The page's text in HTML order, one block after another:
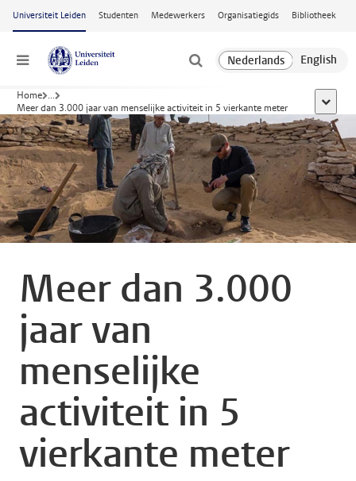
Ga naar hoofdinhoud
Universiteit Leiden Studenten Medewerkers Organisatiegids Bibliotheek
Menu
Home ...
Meer dan 3.000 jaar van menselijke activiteit in 5 vierkante meter
toon
Meer dan 3.000
jaar van
menselijke
activiteit in 5
vierkante meter